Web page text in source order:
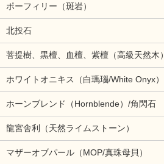
ポーフィリー（斑岩）
北投石
菩提樹、黒檀、血檀、紫檀（高級天然木）
ホワイトオニキス（白瑪瑙/White Onyx）
ホーンブレンド（Hornblende）/角閃石
龍宮舎利（天然ライムストーン）
マザーオブパール（MOP/真珠母貝）